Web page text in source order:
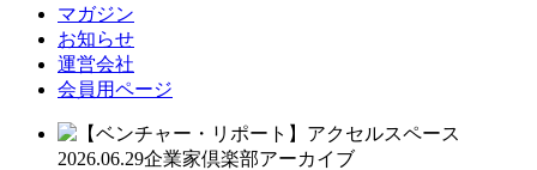
マガジン
お知らせ
運営会社
会員用ページ
2026.06.29企業家倶楽部アーカイブ